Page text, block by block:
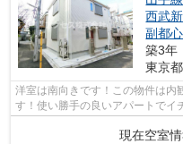
西武
副都
築3年
東京都
洋室は南向きです！この物件は内
す！使い勝手の良いアパートでイ
現在空室情